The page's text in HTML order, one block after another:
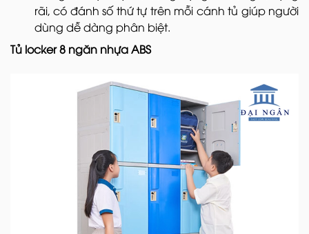
rãi, có đánh số thứ tự trên mỗi cánh tủ giúp người
dùng dễ dàng phân biệt.
Tủ locker 8 ngăn nhựa ABS